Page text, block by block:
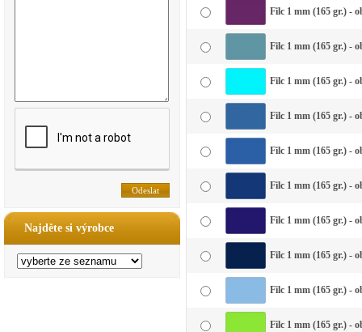
Najděte si výrobce
Filc 1 mm (165 gr.) -
Filc 1 mm (165 gr.) -
Filc 1 mm (165 gr.) -
Filc 1 mm (165 gr.) -
Filc 1 mm (165 gr.) -
Filc 1 mm (165 gr.) -
Filc 1 mm (165 gr.) -
Filc 1 mm (165 gr.) -
Filc 1 mm (165 gr.) -
Filc 1 mm (165 gr.) -